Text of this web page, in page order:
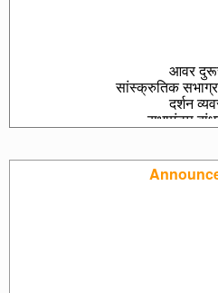
आवर
सांस्क्रुतिक
दर्शन
सभामंङप